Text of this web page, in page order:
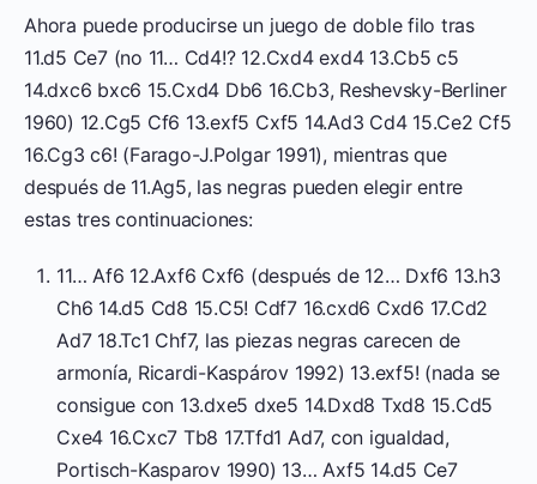
Ahora puede producirse un juego de doble filo tras
11.d5 Ce7 (no 11… Cd4!? 12.Cxd4 exd4 13.Cb5 c5
14.dxc6 bxc6 15.Cxd4 Db6 16.Cb3, Reshevsky-Berliner
1960) 12.Cg5 Cf6 13.exf5 Cxf5 14.Ad3 Cd4 15.Ce2 Cf5
16.Cg3 c6! (Farago-J.Polgar 1991), mientras que
después de 11.Ag5, las negras pueden elegir entre
estas tres continuaciones:
11… Af6 12.Axf6 Cxf6 (después de 12… Dxf6 13.h3
Ch6 14.d5 Cd8 15.C5! Cdf7 16.cxd6 Cxd6 17.Cd2
Ad7 18.Tc1 Chf7, las piezas negras carecen de
armonía, Ricardi-Kaspárov 1992) 13.exf5! (nada se
consigue con 13.dxe5 dxe5 14.Dxd8 Txd8 15.Cd5
Cxe4 16.Cxc7 Tb8 17.Tfd1 Ad7, con igualdad,
Portisch-Kasparov 1990) 13… Axf5 14.d5 Ce7